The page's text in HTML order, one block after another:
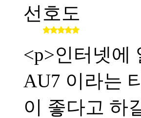
선호도
<p>인터넷에
AU7 이라는
이 좋다고 하